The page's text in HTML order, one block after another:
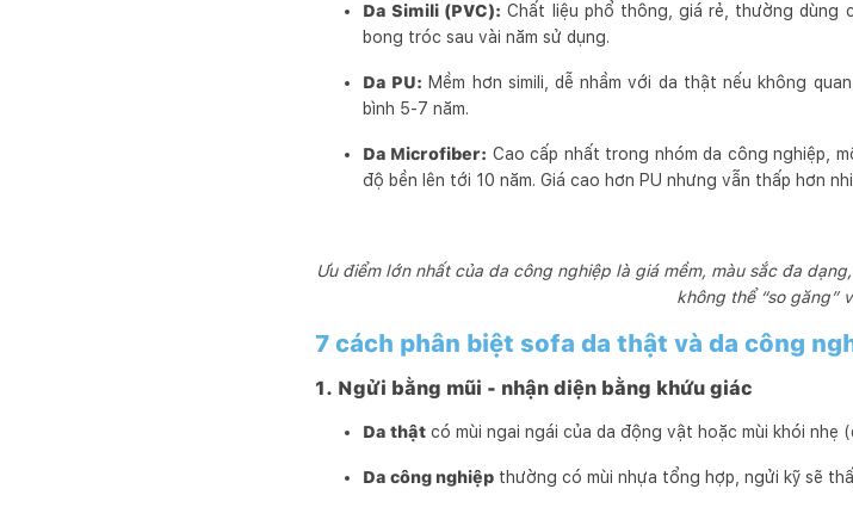
Da Simili (PVC): Chất liệu phổ thông, giá rẻ, thường dùng
bong tróc sau vài năm sử dụng.
Da PU: Mềm hơn simili, dễ nhầm với da thật nếu không
bình 5-7 năm.
Da Microfiber: Cao cấp nhất trong nhóm da công nghiệp,
độ bền lên tới 10 năm. Giá cao hơn PU nhưng vẫn thấp hơn
Ưu điểm lớn nhất của da công nghiệp là giá mềm, màu sắc đa
không thể “so găng”
7 cách phân biệt sofa da thật và da công
1. Ngửi bằng mũi - nhận diện bằng khứu giác
Da thật có mùi ngai ngái của da động vật hoặc mùi khói nhẹ
Da công nghiệp thường có mùi nhựa tổng hợp, ngửi kỹ sẽ